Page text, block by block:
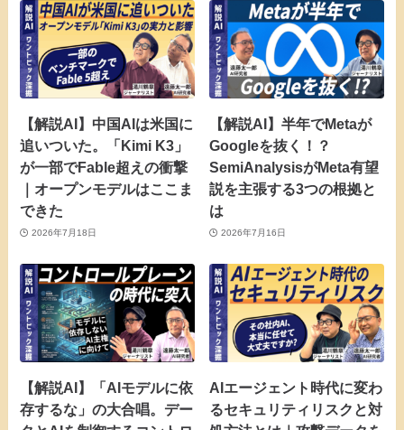
【解説AI】中国AIは米国に
追いついた。「Kimi K3」
が一部でFable超えの衝撃
｜オープンモデルはここま
できた
2026年7月18日
【解説AI】半年でMetaが
Googleを抜く！？
SemiAnalysisがMeta有望
説を主張する3つの根拠と
は
2026年7月16日
【解説AI】「AIモデルに依
存するな」の大合唱。デー
AIエージェント時代に変わ
るセキュリティリスクと対